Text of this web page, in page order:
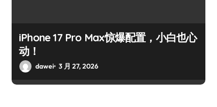
iPhone 17 Pro Max惊爆配置，小白也心
动！
dawei 3 月 27, 2026